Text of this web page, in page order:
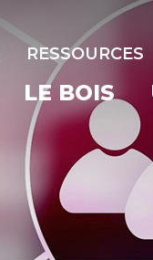
RESSOURCES
LE BOIS